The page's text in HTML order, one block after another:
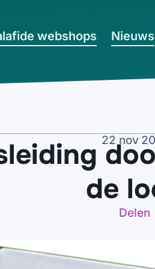
webshops Nieuws
22 nov
de
Delen